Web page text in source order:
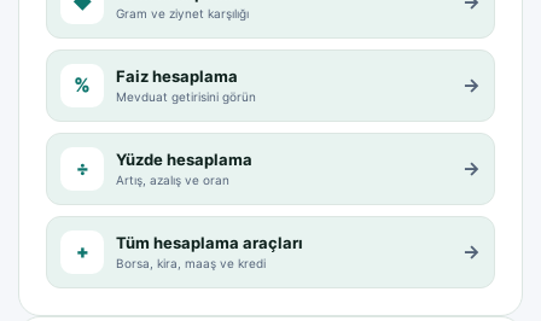
Gram ve ziynet karşılığı
% Faiz hesaplama
Mevduat getirisini görün →
÷ Yüzde hesaplama
Artış, azalış ve oran →
+ Tüm hesaplama araçları
Borsa, kira, maaş ve kredi →